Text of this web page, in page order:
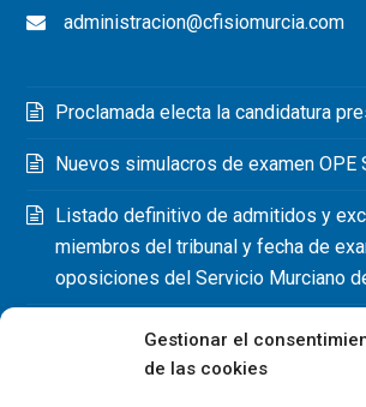
Gestionar el
de las cookies
administracion@cfisiomurcia.com
Proclamada electa la candidatura
Nuevos simulacros de examen OPE
Listado definitivo de admitidos y
miembros del tribunal y fecha de
oposiciones del Servicio Murciano